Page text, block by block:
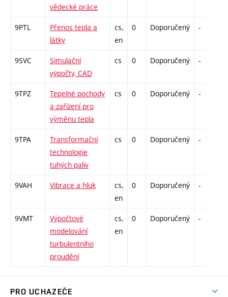
vědecké práce
9PTL
Přenos tepla a
látky
cs,
en
0 Doporučený -
9SVC
Simulační
výpočty, CAD
cs 0 Doporučený -
9TPZ
Tepelné pochody
a zařízení pro
výměnu tepla
cs 0 Doporučený -
9TPA
Transformační
technologie
tuhých paliv
cs 0 Doporučený -
9VAH Vibrace a hluk
cs,
en
0 Doporučený -
9VMT
Výpočtové
modelování
turbulentního
proudění
cs,
en
0 Doporučený -
PRO UCHAZEČE